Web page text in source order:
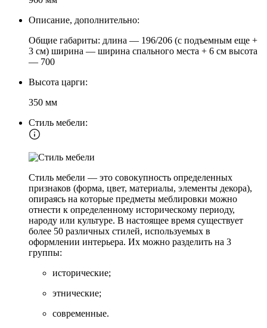
Описание, дополнительно:
Общие габариты: длина — 196/206 (с подъемным еще +
3 см) ширина — ширина спального места + 6 см высота
— 700
Высота царги:
350 мм
Стиль мебели:
Стиль мебели — это совокупность определенных
признаков (форма, цвет, материалы, элементы декора),
опираясь на которые предметы меблировки можно
отнести к определенному историческому периоду,
народу или культуре. В настоящее время существует
более 50 различных стилей, используемых в
оформлении интерьера. Их можно разделить на 3
группы:
исторические;
этнические;
современные.